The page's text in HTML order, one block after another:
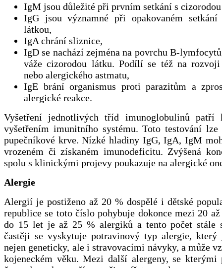
IgM jsou důležité při prvním setkání s
IgG jsou významné při opakovaném setkání
látkou,
IgA chrání sliznice,
IgD se nachází zejména na povrchu B-
váže cizorodou látku. Podílí se též na
nebo alergického astmatu,
IgE brání organismus proti parazitům a
alergické reakce.
Vyšetření jednotlivých tříd imunoglobulinů patří
vyšetřením imunitního systému. Toto testování
pupečníkové krve. Nízké hladiny IgG, IgA, IgM
vrozeném či získaném imunodeficitu. Zvýšená
spolu s klinickými projevy poukazuje na alergické
Alergie
Alergií je postiženo až 20 % dospělé i dětské
republice se toto číslo pohybuje dokonce mezi 20
do 15 let je až 25 % alergiků a tento počet stále
častěji se vyskytuje potravinový typ alergie, který
nejen geneticky, ale i stravovacími návyky, a může
kojeneckém věku. Mezi další alergeny, se kterými